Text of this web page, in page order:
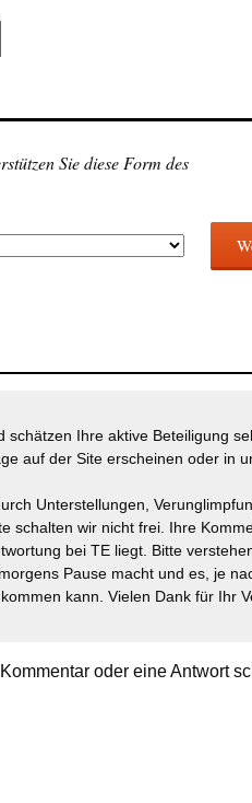
Sie diese Form des
Ihre aktive Beteiligung
auf der Site erscheinen oder in
Unterstellungen,
schalten wir nicht frei. Ihre
bei TE liegt. Bitte
Pause macht und es, je
kann. Vielen Dank für Ihr
oder eine Antwort